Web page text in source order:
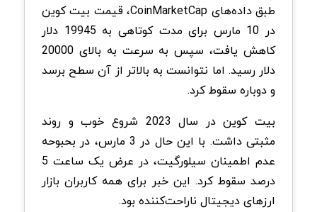
طبق داده‌های CoinMarketCap، قیمت بیت ‌کوین
در 10 مارس برای مدت کوتاهی به 19945 دلار
کاهش یافت، سپس به سرعت به بالای 20000
دلار رسید. اما نتوانست به بالاتر از آن سطح برسد
و دوباره سقوط کرد.
بیت کوین در سال 2023 شروع خوب و روند
مثبتی داشت. با این حال در 3 مارس، در بحبوحه
عدم اطمینان سیلورگیت، در عرض یک ساعت 5
درصد سقوط کرد. این خبر برای همه کاربران بازار
ارزهای دیجیتال ناراحت‌کننده بود.